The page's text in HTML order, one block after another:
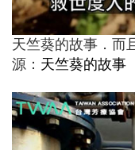
天竺葵的故事．而
源： 天竺葵的故事